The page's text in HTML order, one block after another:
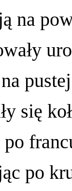
ją na
na
się
po
po